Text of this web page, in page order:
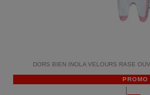
DORS BIEN INOLA VELOURS RASE
PROMO